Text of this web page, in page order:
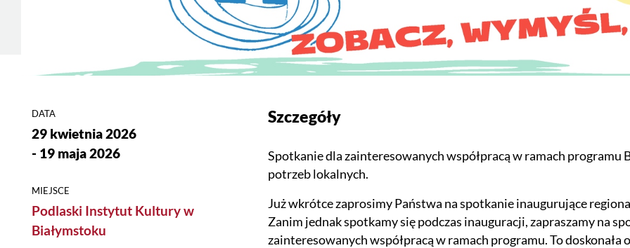
DATA
29 kwietnia 2026
- 19 maja 2026
MIEJSCE
Podlaski Instytut Kultury w
Białymstoku
Szczegóły
Spotkanie dla zainteresowanych współpracą w ramach programu
potrzeb lokalnych.
Już wkrótce zaprosimy Państwa na spotkanie inaugurujące
Zanim jednak spotkamy się podczas inauguracji, zapraszamy na
zainteresowanych współpracą w ramach programu. To doskonała